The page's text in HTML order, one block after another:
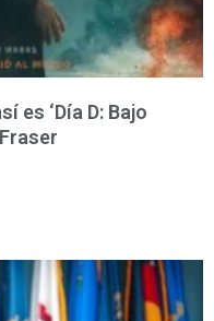
es ‘Día D: Bajo